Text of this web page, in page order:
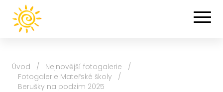
Úvod / Nejnovější fotogalerie
/
Fotogalerie Mateřské školy
/
Berušky na podzim 2025